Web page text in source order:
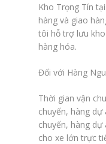
Kho Trọng Tín
hàng và giao
tôi hỗ trợ lưu
hàng hóa.
Đối với Hàng
Thời gian vận
chuyến, hàng dự
chuyến, hàng
cho xe lớn trực